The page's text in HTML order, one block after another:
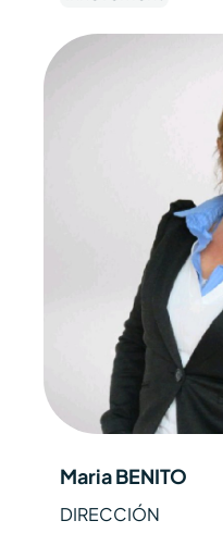
Maria BENITO
DIRECCIÓN